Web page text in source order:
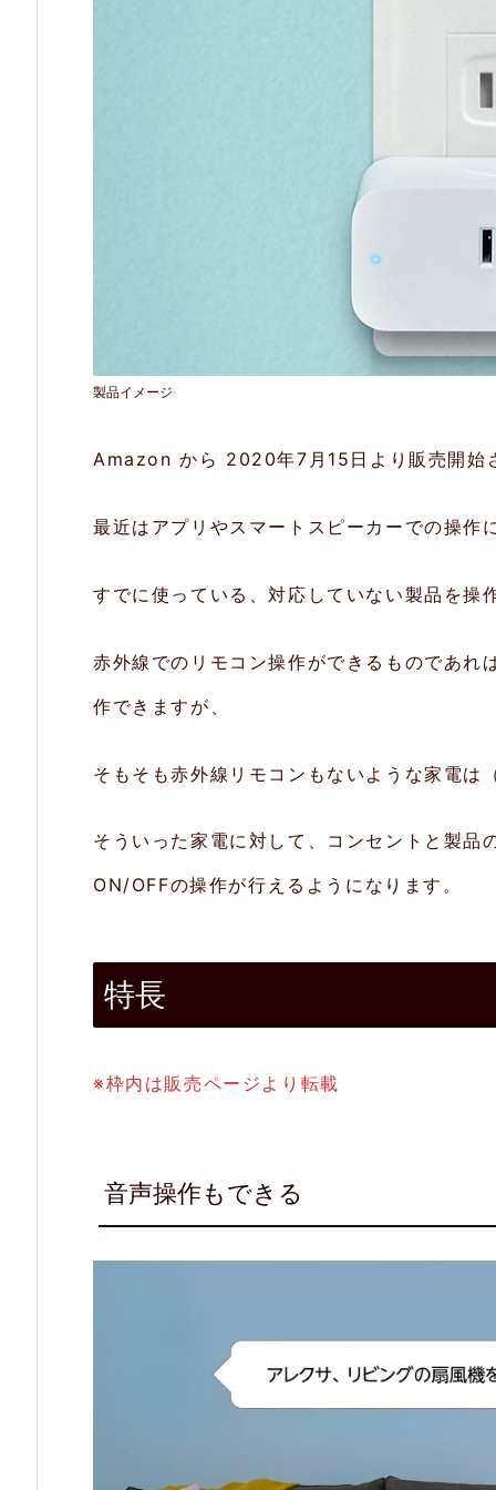
き
2.
2.
形
シ
ン
2.
簡
ッ
製品イメージ
Amazon から 2020年7月15日より販売開始
最近はアプリやスマートスピーカーでの操作
すでに使っている、対応していない製品を操
赤外線でのリモコン操作ができるものであれ
作できますが、
そもそも赤外線リモコンもないような家電は
そういった家電に対して、コンセントと製
ON/OFFの操作が行えるようになります。
特長
※枠内は販売ページより転載
音声操作もできる